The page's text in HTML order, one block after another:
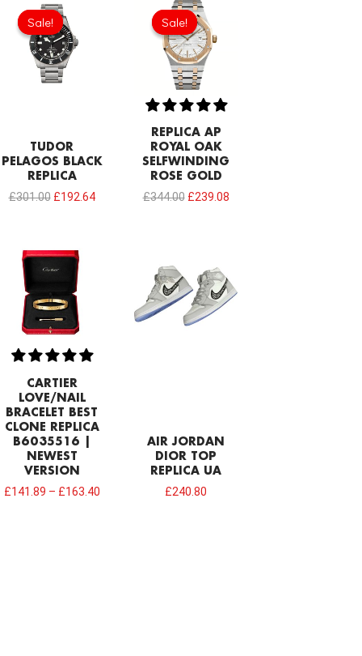
Sale!
Sale!
TUDOR
PELAGOS BLACK
REPLICA
£301.00
price
was:
£301.00.
£192.64
Sale!
Sale!
REPLICA AP
ROYAL OAK
SELFWINDING
ROSE GOLD
£344.00
price
was:
£344.00.
£239.08
CARTIER
LOVE/NAIL
BRACELET BEST
CLONE REPLICA
B6035516 |
NEWEST
VERSION
£141.89 – £163.40
AIR JORDAN
DIOR TOP
REPLICA UA
£240.80